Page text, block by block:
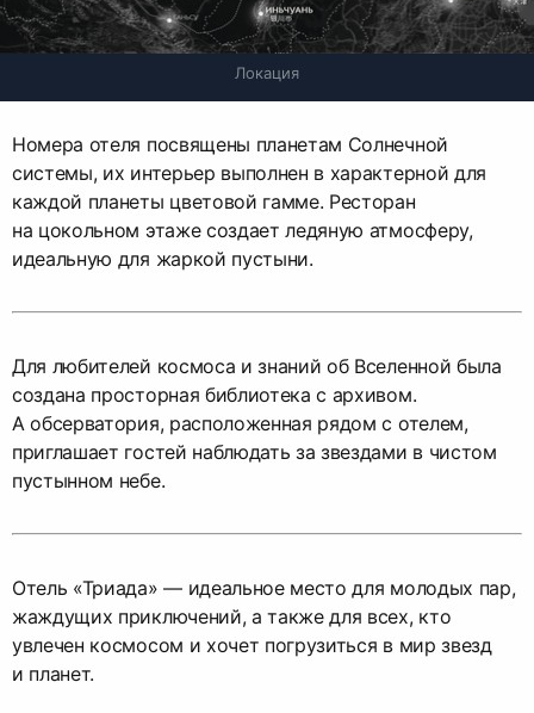
Локация
Номера отеля посвящены планетам Солнечной
системы, их интерьер выполнен в характерной для
каждой планеты цветовой гамме. Ресторан
на цокольном этаже создает ледяную атмосферу,
идеальную для жаркой пустыни.
Для любителей космоса и знаний об Вселенной была
создана просторная библиотека с архивом.
А обсерватория, расположенная рядом с отелем,
приглашает гостей наблюдать за звездами в чистом
пустынном небе.
Отель «Триада» — идеальное место для молодых пар,
жаждущих приключений, а также для всех, кто
увлечен космосом и хочет погрузиться в мир звезд
и планет.